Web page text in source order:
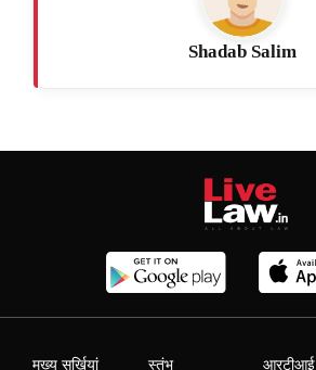
Shadab Salim
मुख्य सुर्खियां स्तंभ आरटीआई